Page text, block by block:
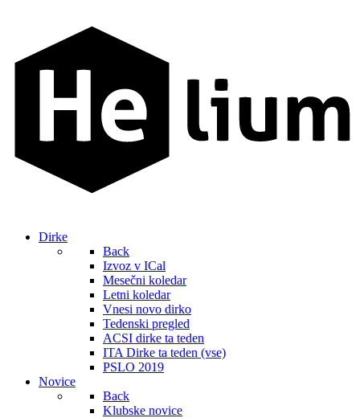
Dirke
Back
Izvoz v ICal
Mesečni koledar
Letni koledar
Vnesi novo dirko
Tedenski pregled
ACSI dirke ta teden
ITA Dirke ta teden (vse)
PSLO 2019
Novice
Back
Klubske novice